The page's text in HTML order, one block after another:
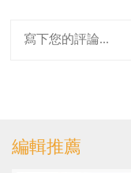
編輯推薦